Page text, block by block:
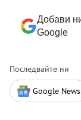
Добави
Google
Последвайте ни
Google News